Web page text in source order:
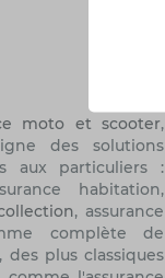
moto et scooter,
des solutions
aux particuliers :
habitation,
, assurance
complète de
des plus classiques